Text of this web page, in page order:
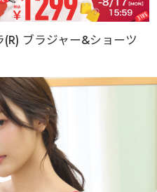
ブラジャー&ショーツ